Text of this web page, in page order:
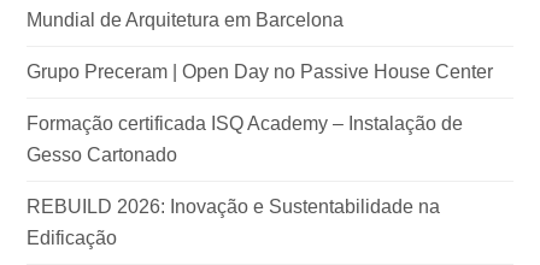
Mundial de Arquitetura em Barcelona
Grupo Preceram | Open Day no Passive House Center
Formação certificada ISQ Academy – Instalação de
Gesso Cartonado
REBUILD 2026: Inovação e Sustentabilidade na
Edificação